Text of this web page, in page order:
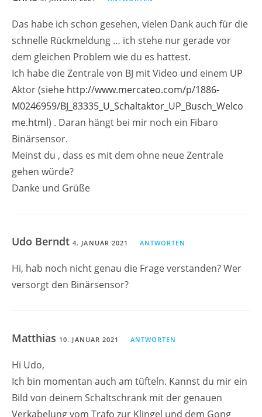
Das habe ich schon gesehen, vielen Dank auch für die
schnelle Rückmeldung … ich stehe nur gerade vor
dem gleichen Problem wie du es hattest.
Ich habe die Zentrale von BJ mit Video und einem UP
Aktor (siehe http://www.mercateo.com/p/1886-
M0246959/BJ_83335_U_Schaltaktor_UP_Busch_Welco
me.html) . Daran hängt bei mir noch ein Fibaro
Binärsensor.
Meinst du , dass es mit dem ohne neue Zentrale
gehen würde?
Danke und Grüße
Udo Berndt 4. JANUAR 2021 ANTWORTEN
Hi, hab noch nicht genau die Frage verstanden? Wer
versorgt den Binärsensor?
Matthias 10. JANUAR 2021 ANTWORTEN
Hi Udo,
Ich bin momentan auch am tüfteln. Kannst du mir ein
Bild von deinem Schaltschrank mit der genauen
Verkabelung vom Trafo zur Klingel und dem Gong